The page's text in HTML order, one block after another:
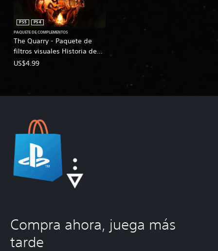
The Quarry - Paquete de
filtros visuales Historia de
terror
PS5
PS4
PAQUETE DE COMPLEMENTOS
US$4.99
Compra ahora, juega más
tarde